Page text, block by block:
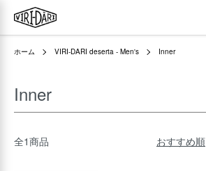
ホーム VIRI-DARI deserta - Men's Inner
Inner
全1商品 おすすめ順